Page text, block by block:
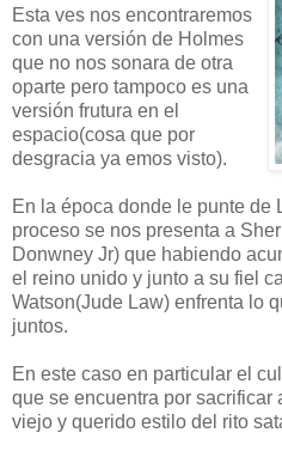
Esta ves nos encontraremos
con una versión de Holmes
que no nos sonara de otra
oparte pero tampoco es una
versión frutura en el
espacio(cosa que por
desgracia ya emos visto).
En la época donde le punte de
proceso se nos presenta a
Donwney Jr) que habiendo
el reino unido y junto a su fiel
Watson(Jude Law) enfrenta lo
juntos.
En este caso en particular el
que se encuentra por sacrificar
viejo y querido estilo del rito